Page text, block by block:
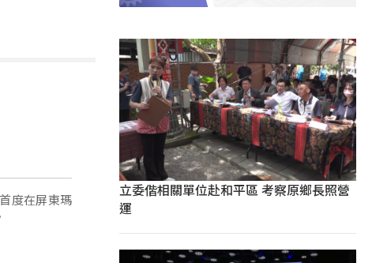
度在屏東瑪
立委偕相關單位赴和平區 考察原鄉長照營
運